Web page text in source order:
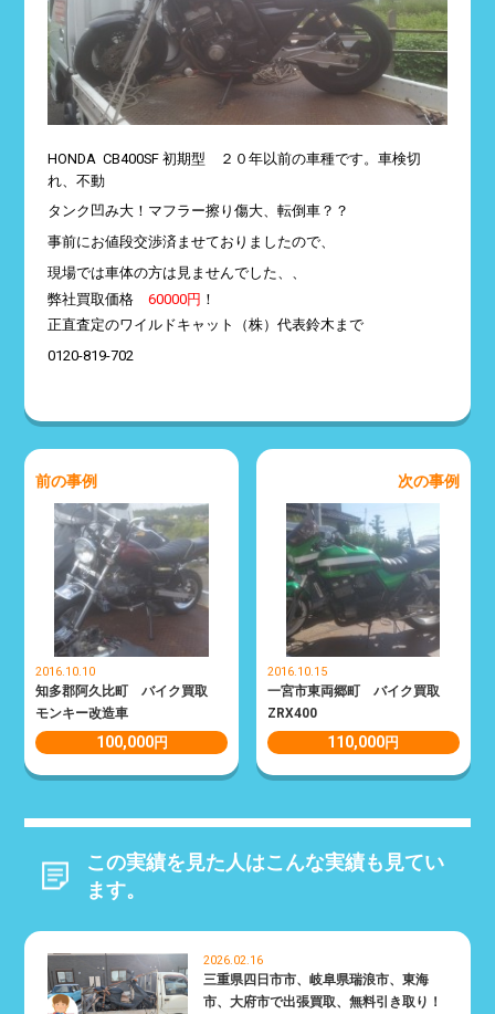
HONDA CB400SF 初期型 ２０年以前の車種です。車検切
れ、不動
タンク凹み大！マフラー擦り傷大、転倒車？？
事前にお値段交渉済ませておりましたので、
現場では車体の方は見ませんでした、、
弊社買取価格 60000円 ！
正直査定のワイルドキャット（株）代表鈴木まで
0120-819-702
前の事例
2016.10.10
知多郡阿久比町 バイク買取
モンキー改造車
100,000円
次の事例
2016.10.15
一宮市東両郷町 バイク買取
ZRX400
110,000円
この実績を見た人はこんな実績も見てい
ます。
2026.02.16
三重県四日市市、岐阜県瑞浪市、東海
市、大府市で出張買取、無料引き取り！